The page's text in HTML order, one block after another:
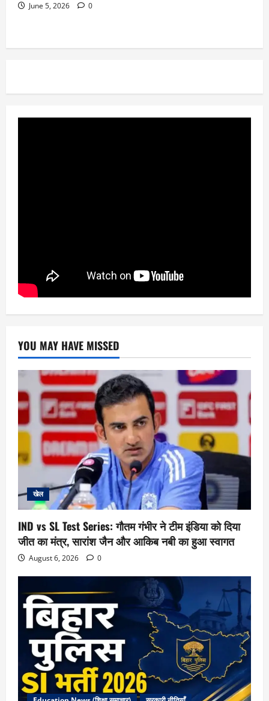
June 5, 2026 0
YOU MAY HAVE MISSED
खेल
IND vs SL Test Series: गौतम गंभीर ने टीम इंडिया को दिया
जीत का मंत्र, सारांश जैन और आकिब नबी का हुआ स्वागत
August 6, 2026 0